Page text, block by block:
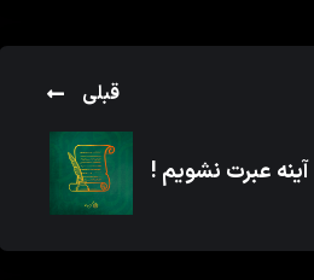
قبلی
آینه عبرت نشویم !